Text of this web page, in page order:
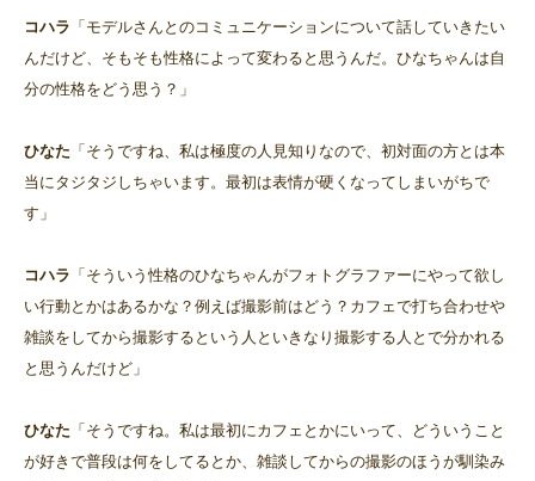
コハラ 「モデルさんとのコミュニケーションについて話していきたい
んだけど、そもそも性格によって変わると思うんだ。ひなちゃんは自
分の性格をどう思う？」
ひなた 「そうですね、私は極度の人見知りなので、初対面の方とは本
当にタジタジしちゃいます。最初は表情が硬くなってしまいがちで
す」
コハラ 「そういう性格のひなちゃんがフォトグラファーにやって欲し
い行動とかはあるかな？例えば撮影前はどう？カフェで打ち合わせや
雑談をしてから撮影するという人といきなり撮影する人とで分かれる
と思うんだけど」
ひなた 「そうですね。私は最初にカフェとかにいって、どういうこと
が好きで普段は何をしてるとか、雑談してからの撮影のほうが馴染み